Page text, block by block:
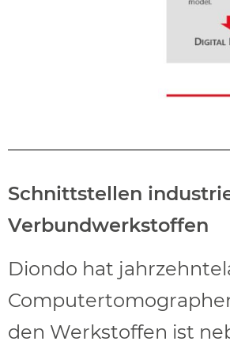
Schnittstellen
Verbundwerkstoffen
Diondo hat
den Werkstoffen ist